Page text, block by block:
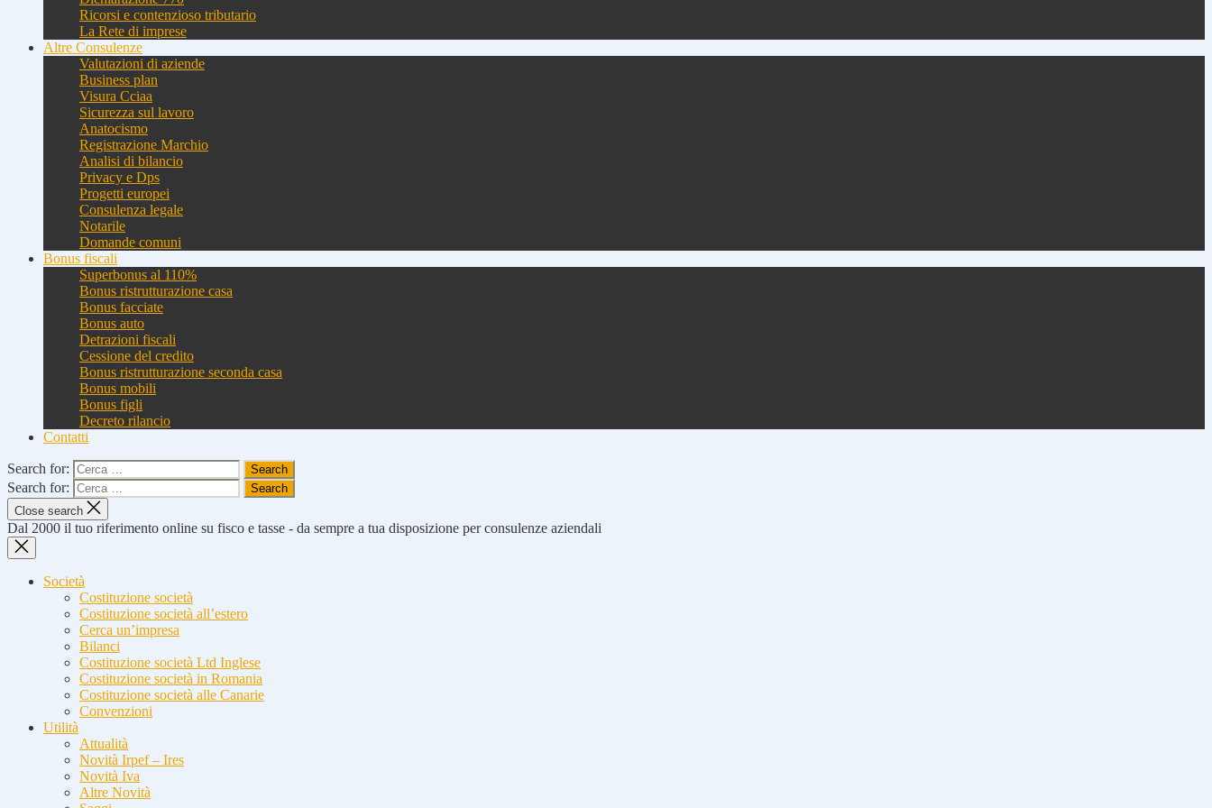
Ricorsi e contenzioso tributario
La Rete di imprese
Altre Consulenze
Valutazioni di aziende
Business plan
Visura Cciaa
Sicurezza sul lavoro
Anatocismo
Registrazione Marchio
Analisi di bilancio
Privacy e Dps
Progetti europei
Consulenza legale
Notarile
Domande comuni
Bonus fiscali
Superbonus al 110%
Bonus ristrutturazione casa
Bonus facciate
Bonus auto
Detrazioni fiscali
Cessione del credito
Bonus ristrutturazione seconda casa
Bonus mobili
Bonus figli
Decreto rilancio
Contatti
Search for:
Search for:
Close search
Dal 2000 il tuo riferimento online su fisco e tasse - da sempre a tua disposizione per consulenze aziendali
Società
Costituzione società
Costituzione società all’estero
Cerca un’impresa
Bilanci
Costituzione società Ltd Inglese
Costituzione società in Romania
Costituzione società alle Canarie
Convenzioni
Utilità
Attualità
Novità Irpef – Ires
Novità Iva
Altre Novità